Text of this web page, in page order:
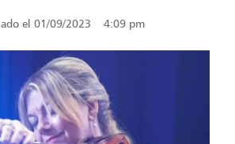
el 01/09/2023 4:09 pm